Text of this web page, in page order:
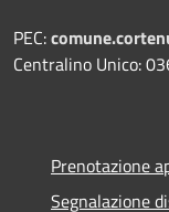
PEC:
Centralino Unico:
Prenotazione
Segnalazione